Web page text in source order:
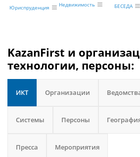
Юриспруденция
Недвижимость БЕСЕДА
KazanFirst и
технологии, персоны:
ИКТ Организации
Системы Персоны
Пресса Мероприятия